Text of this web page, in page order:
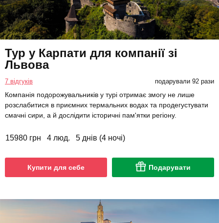
Тур у Карпати для компанії зі
Львова
7 відгуків подарували 92 рази
Компанія подорожувальників у турі отримає змогу не лише
розслабитися в приємних термальних водах та продегустувати
смачні сири, а й дослідити історичні пам'ятки регіону.
15980 грн 4 люд. 5 днів (4 ночі)
Купити для себе Подарувати